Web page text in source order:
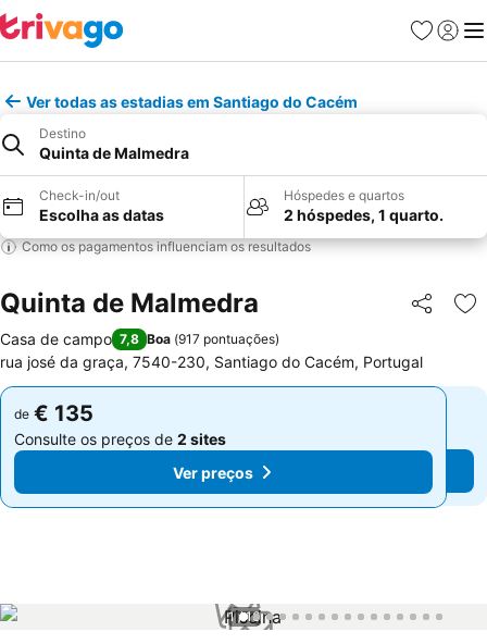
Favoritos
Iniciar
Ver todas as estadias em Santiago do Cacém
Destino
Quinta de Malmedra
Check-in/out
Escolha as datas
Hóspedes e quartos
2 hóspedes, 1 quarto.
Como os pagamentos influenciam os resultados
Quinta de Malmedra Partilhar
Casa de campo 7,8 Boa (917 pontuações)
rua josé da graça, 7540-230, Santiago do Cacém, Portugal
de € 135
Consulte os preços de 2 sites
Ver preços
de € 135
Consulte os preços de 2 sites
Ver preços
1 / 16